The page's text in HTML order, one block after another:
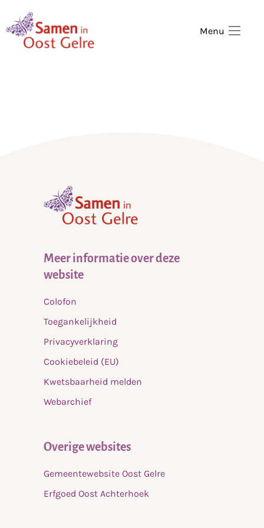
Menu
Meer informatie over deze
website
Colofon
Toegankelijkheid
Privacyverklaring
Cookiebeleid (EU)
Kwetsbaarheid melden
Webarchief
Overige websites
Gemeentewebsite Oost Gelre
Erfgoed Oost Achterhoek